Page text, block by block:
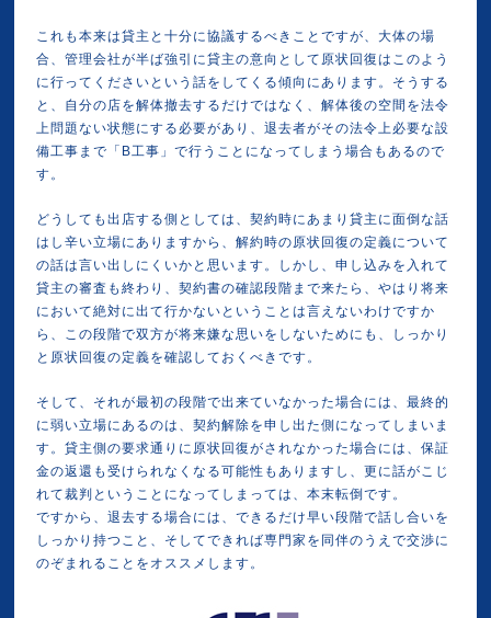
これも本来は貸主と十分に協議するべきことですが、大体の場
合、管理会社が半ば強引に貸主の意向として原状回復はこのよう
に行ってくださいという話をしてくる傾向にあります。そうする
と、自分の店を解体撤去するだけではなく、解体後の空間を法令
上問題ない状態にする必要があり、退去者がその法令上必要な設
備工事まで「B工事」で行うことになってしまう場合もあるので
す。
どうしても出店する側としては、契約時にあまり貸主に面倒な話
はし辛い立場にありますから、解約時の原状回復の定義について
の話は言い出しにくいかと思います。しかし、申し込みを入れて
貸主の審査も終わり、契約書の確認段階まで来たら、やはり将来
において絶対に出て行かないということは言えないわけですか
ら、この段階で双方が将来嫌な思いをしないためにも、しっかり
と原状回復の定義を確認しておくべきです。
そして、それが最初の段階で出来ていなかった場合には、最終的
に弱い立場にあるのは、契約解除を申し出た側になってしまいま
す。貸主側の要求通りに原状回復がされなかった場合には、保証
金の返還も受けられなくなる可能性もありますし、更に話がこじ
れて裁判ということになってしまっては、本末転倒です。
ですから、退去する場合には、できるだけ早い段階で話し合いを
しっかり持つこと、そしてできれば専門家を同伴のうえで交渉に
のぞまれることをオススメします。